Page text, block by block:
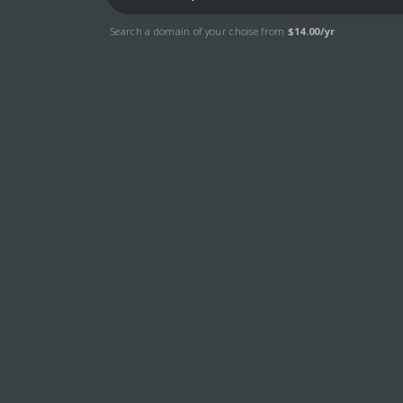
Search a domain of your choise from $14.00/yr
Comandă Acum Aflați Mai
Contacteaza-Ne